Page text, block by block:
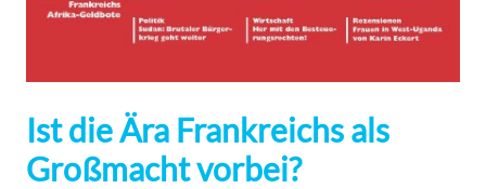
Ist die Ära Frankreichs als
Großmacht vorbei?